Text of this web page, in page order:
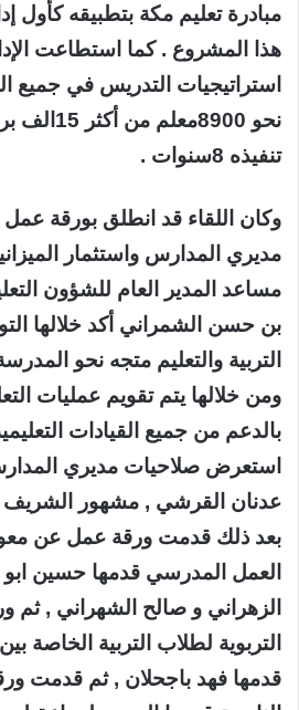
مبادرة تعليم مكة بتطبيقه كأول
هذا المشروع . كما استطاعت
استراتيجيات التدريس في جميع
نحو
تنفيذه 8سنوات .
وكان اللقاء قد انطلق بورقة
مديري المدارس واستثمار
مساعد المدير العام للشؤون
بن حسن الشمراني أكد خلالها
التربية والتعليم متجه نحو
ومن خلالها يتم تقويم عمليات
بالدعم من جميع القيادات
استعرض صلاحيات مديري
عدنان القرشي , مشهور الشريف
بعد ذلك قدمت ورقة عمل عن
العمل المدرسي قدمها حسين
الزهراني و صالح الشهراني , ثم
التربوية لطلاب التربية الخاصة
قدمها فهد باجحلان , ثم قدمت